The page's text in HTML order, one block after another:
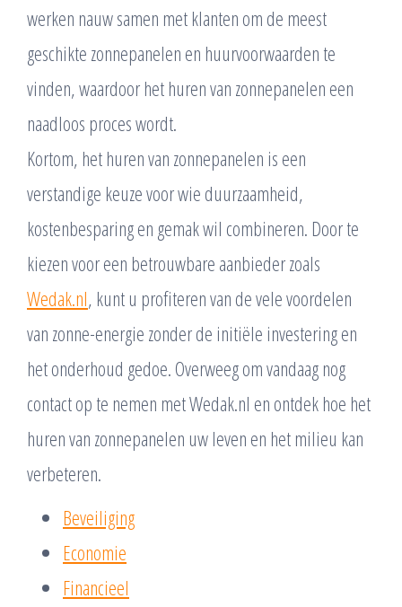
werken nauw samen met klanten om de meest
geschikte zonnepanelen en huurvoorwaarden te
vinden, waardoor het huren van zonnepanelen een
naadloos proces wordt.
Kortom, het huren van zonnepanelen is een
verstandige keuze voor wie duurzaamheid,
kostenbesparing en gemak wil combineren. Door te
kiezen voor een betrouwbare aanbieder zoals
Wedak.nl, kunt u profiteren van de vele voordelen
van zonne-energie zonder de initiële investering en
het onderhoud gedoe. Overweeg om vandaag nog
contact op te nemen met Wedak.nl en ontdek hoe het
huren van zonnepanelen uw leven en het milieu kan
verbeteren.
Beveiliging
Economie
Financieel